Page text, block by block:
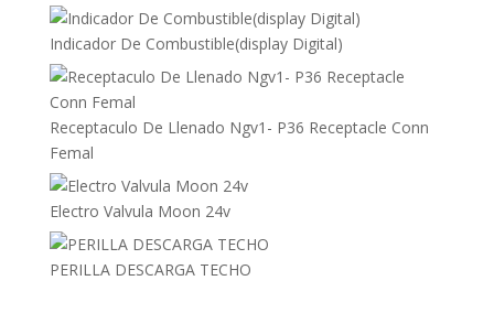
Indicador De Combustible(display Digital)
Receptaculo De Llenado Ngv1- P36 Receptacle Conn
Femal
Electro Valvula Moon 24v
PERILLA DESCARGA TECHO